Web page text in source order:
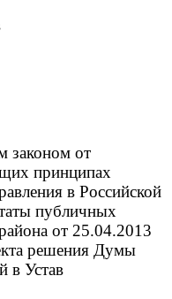
законом от
принципах
в Российской
публичных
от 25.04.2013
решения Думы
в Устав